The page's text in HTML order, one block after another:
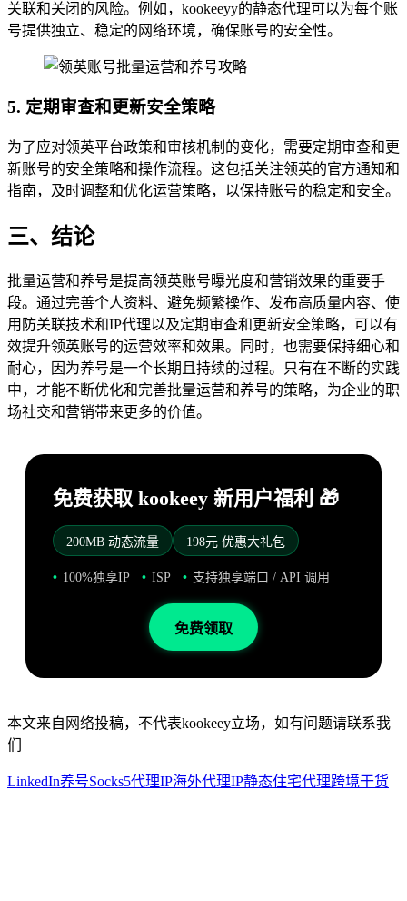
关联和关闭的风险。例如，kookeeyy的静态代理可以为每个账
号提供独立、稳定的网络环境，确保账号的安全性。
5. 定期审查和更新安全策略
为了应对领英平台政策和审核机制的变化，需要定期审查和更
新账号的安全策略和操作流程。这包括关注领英的官方通知和
指南，及时调整和优化运营策略，以保持账号的稳定和安全。
三、结论
批量运营和养号是提高领英账号曝光度和营销效果的重要手
段。通过完善个人资料、避免频繁操作、发布高质量内容、使
用防关联技术和IP代理以及定期审查和更新安全策略，可以有
效提升领英账号的运营效率和效果。同时，也需要保持细心和
耐心，因为养号是一个长期且持续的过程。只有在不断的实践
中，才能不断优化和完善批量运营和养号的策略，为企业的职
场社交和营销带来更多的价值。
免费获取 kookeey 新用户福利 🎁
200MB 动态流量 198元 优惠大礼包
100%独享IP ISP 支持独享端口 / API 调用
免费领取
本文来自网络投稿，不代表kookeey立场，如有问题请联系我
们
LinkedIn养号Socks5代理IP海外代理IP静态住宅代理跨境干货